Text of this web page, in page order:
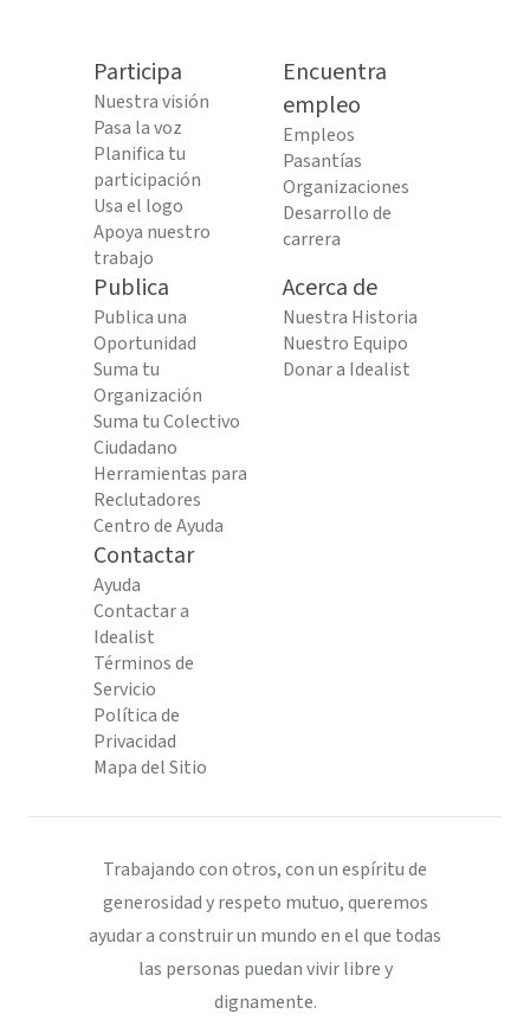
Participa
Nuestra visión
Pasa la voz
Planifica tu
participación
Usa el logo
Apoya nuestro
trabajo
Encuentra
empleo
Empleos
Pasantías
Organizaciones
Desarrollo de
carrera
Publica
Publica una
Oportunidad
Suma tu
Organización
Suma tu Colectivo
Ciudadano
Herramientas para
Reclutadores
Centro de Ayuda
Acerca de
Nuestra Historia
Nuestro Equipo
Donar a Idealist
Contactar
Ayuda
Contactar a
Idealist
Términos de
Servicio
Política de
Privacidad
Mapa del Sitio
Trabajando con otros, con un espíritu de
generosidad y respeto mutuo, queremos
ayudar a construir un mundo en el que todas
las personas puedan vivir libre y
dignamente.